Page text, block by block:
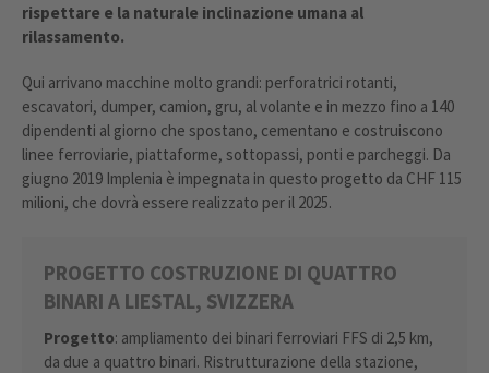
rispettare e la naturale inclinazione umana al
rilassamento.
Qui arrivano macchine molto grandi: perforatrici rotanti,
escavatori, dumper, camion, gru, al volante e in mezzo fino a 140
dipendenti al giorno che spostano, cementano e costruiscono
linee ferroviarie, piattaforme, sottopassi, ponti e parcheggi. Da
giugno 2019 Implenia è impegnata in questo progetto da CHF 115
milioni, che dovrà essere realizzato per il 2025.
PROGETTO COSTRUZIONE DI QUATTRO
BINARI A LIESTAL, SVIZZERA
Progetto: ampliamento dei binari ferroviari FFS di 2,5 km,
da due a quattro binari. Ristrutturazione della stazione,